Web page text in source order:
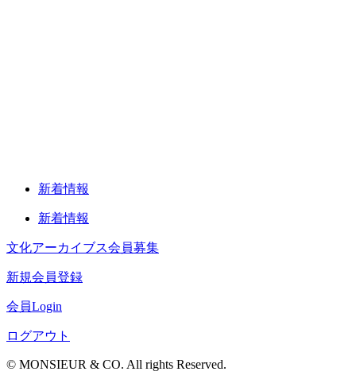
新着情報
新着情報
文化アーカイブス会員募集
新規会員登録
会員Login
ログアウト
© MONSIEUR & CO. All rights Reserved.